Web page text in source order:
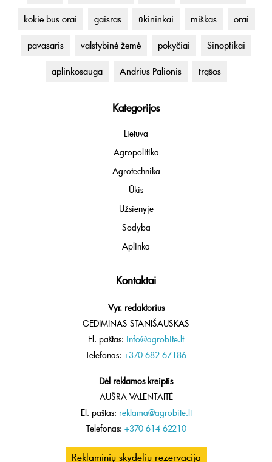
kokie bus orai gaisras ūkininkai miškas orai
pavasaris valstybinė žemė pokyčiai Sinoptikai
aplinkosauga Andrius Palionis trąšos
Kategorijos
Lietuva
Agropolitika
Agrotechnika
Ūkis
Užsienyje
Sodyba
Aplinka
Kontaktai
Vyr. redaktorius
GEDIMINAS STANIŠAUSKAS
El. paštas: info@agrobite.lt
Telefonas: +370 682 67186
Dėl reklamos kreiptis
AUŠRA VALENTAITĖ
El. paštas: reklama@agrobite.lt
Telefonas: +370 614 62210
Reklaminių skydelių rezervacija